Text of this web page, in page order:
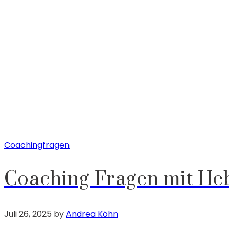
Coachingfragen
Coaching Fragen mit
Juli 26, 2025 byAndrea Köhn